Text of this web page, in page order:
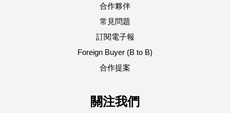
合作夥伴
常見問題
訂閱電子報
Foreign Buyer (B to B)
合作提案
關注我們